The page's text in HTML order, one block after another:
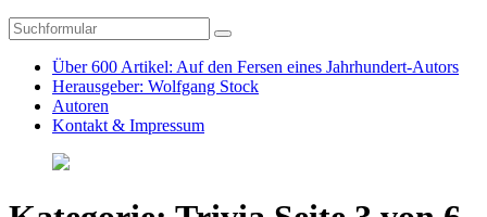
Suchen
Über 600 Artikel: Auf den Fersen eines Jahrhundert-Autors
Herausgeber: Wolfgang Stock
Autoren
Kontakt & Impressum